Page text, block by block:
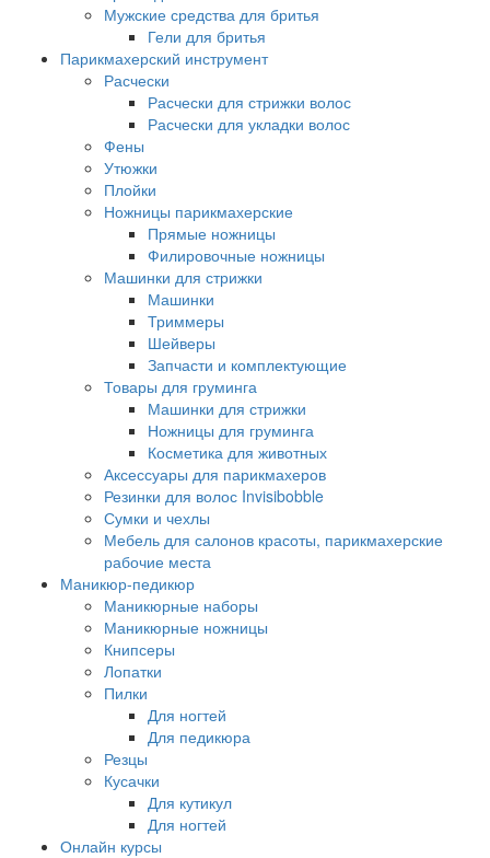
Мужские средства для бритья
Гели для бритья
Парикмахерский инструмент
Расчески
Расчески для стрижки волос
Расчески для укладки волос
Фены
Утюжки
Плойки
Ножницы парикмахерские
Прямые ножницы
Филировочные ножницы
Машинки для стрижки
Машинки
Триммеры
Шейверы
Запчасти и комплектующие
Товары для груминга
Машинки для стрижки
Ножницы для груминга
Косметика для животных
Аксессуары для парикмахеров
Резинки для волос Invisibobble
Сумки и чехлы
Мебель для салонов красоты, парикмахерские
рабочие места
Маникюр-педикюр
Маникюрные наборы
Маникюрные ножницы
Книпсеры
Лопатки
Пилки
Для ногтей
Для педикюра
Резцы
Кусачки
Для кутикул
Для ногтей
Онлайн курсы